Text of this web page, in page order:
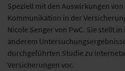
Speziell mit den Auswirkungen
Kommunikation in der
Nicole Senger von PwC. Sie stellt
anderem
durchgeführten Studie zu
Versicherungen vor.